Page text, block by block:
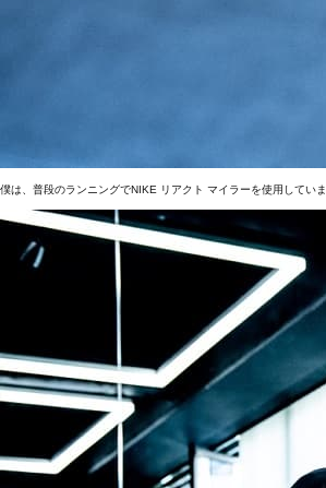
僕は、普段のランニングでNIKE リアクト マイラーを使用してい